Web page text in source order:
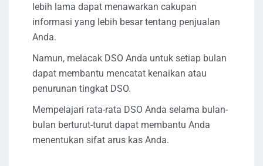
lebih lama dapat menawarkan cakupan
informasi yang lebih besar tentang penjualan
Anda.
Namun, melacak DSO Anda untuk setiap bulan
dapat membantu mencatat kenaikan atau
penurunan tingkat DSO.
Mempelajari rata-rata DSO Anda selama bulan-
bulan berturut-turut dapat membantu Anda
menentukan sifat arus kas Anda.